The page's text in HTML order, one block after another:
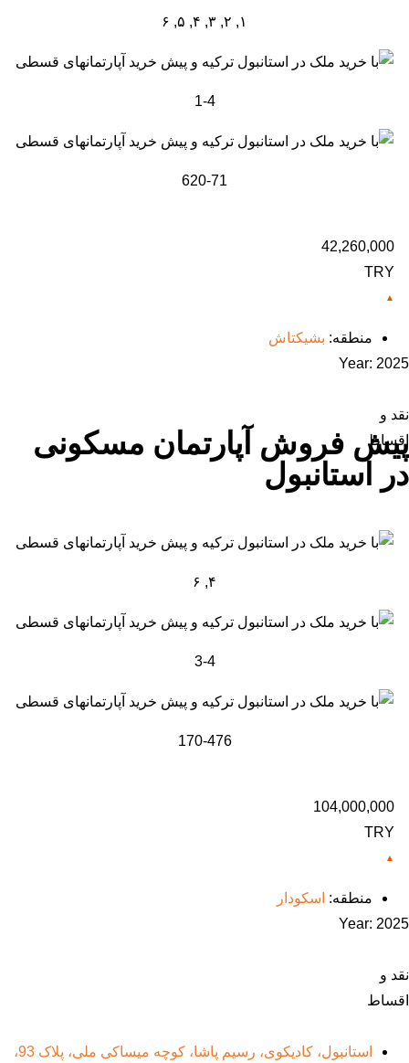
۱, ۲, ۳, ۴, ۵, ۶
1-4
620-71
42,260,000
TRY
منطقه: بشیکتاش
Year: 2025
نقد و
اقساط
پیش فروش آپارتمان مسکونی
در استانبول
۴, ۶
3-4
170-476
104,000,000
TRY
منطقه: اسکودار
Year: 2025
نقد و
اقساط
استانبول، کادیکوی، رسیم پاشا، کوچه میساکی ملی، پلاک 93،